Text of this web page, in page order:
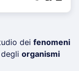
dei fenomeni
organismi